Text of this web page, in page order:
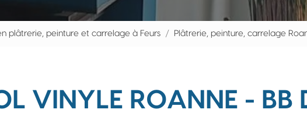
plâtrerie, peinture et carrelage à Feurs Plâtrerie, peinture, carrelage
VINYLE ROANNE - BB